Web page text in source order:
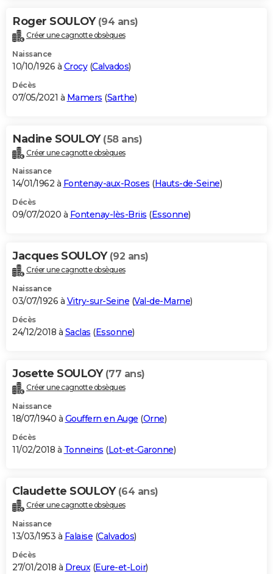
Roger SOULOY (94 ans)
Créer une cagnotte obsèques
Naissance
10/10/1926 à Crocy(Calvados)
Décès
07/05/2021 à Mamers (Sarthe)
Nadine SOULOY (58 ans)
Créer une cagnotte obsèques
Naissance
14/01/1962 à Fontenay-aux-Roses (Hauts-de-Seine)
Décès
09/07/2020 à Fontenay-lès-Briis (Essonne)
Jacques SOULOY (92 ans)
Créer une cagnotte obsèques
Naissance
03/07/1926 à Vitry-sur-Seine (Val-de-Marne)
Décès
24/12/2018 à Saclas (Essonne)
Josette SOULOY (77 ans)
Créer une cagnotte obsèques
Naissance
18/07/1940 à Gouffern en Auge (Orne)
Décès
11/02/2018 à Tonneins (Lot-et-Garonne)
Claudette SOULOY (64 ans)
Créer une cagnotte obsèques
Naissance
13/03/1953 à Falaise (Calvados)
Décès
27/01/2018 à Dreux(Eure-et-Loir)